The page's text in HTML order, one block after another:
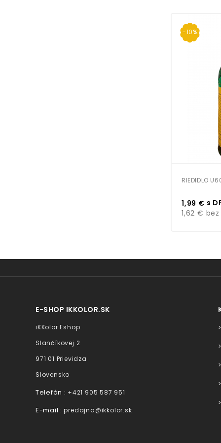
-10%
RIEDIDLO
Cena
1,99 € s
1,62 € bez
E-SHOP IKKOLOR.SK
iKKolor Eshop
Slančíkovej 2
971 01 Prievidza
Slovensko
Telefón : +421 905 587 951
E-mail :predajna@ikkolor.sk